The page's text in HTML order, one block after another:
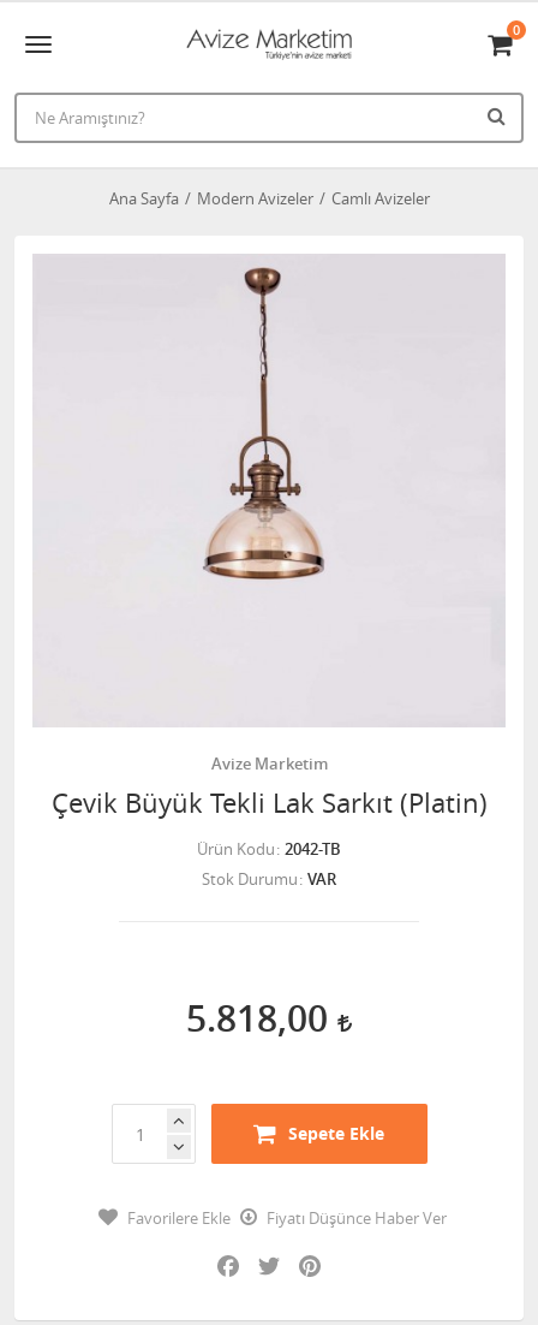
0
Ana Sayfa Modern Avizeler Camlı Avizeler
Avize Marketim
Çevik Büyük Tekli Lak Sarkıt (Platin)
Ürün Kodu 2042-TB
Stok Durumu VAR
5.818,00
Sepete Ekle
Favorilere Ekle
Fiyatı Düşünce Haber Ver
Facebook
Twitter